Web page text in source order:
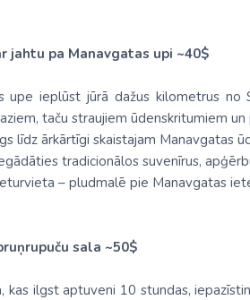
jahtu pa Manavgatas upi ~40$
upe ieplūst jūrā dažus kilometrus
taču straujiem ūdenskritumiem
līdz ārkārtīgi skaistajam Manavgatas
tradicionālos suvenīrus,
– pludmalē pie Manavgatas
sala ~50$
kas ilgst aptuveni 10 stundas,